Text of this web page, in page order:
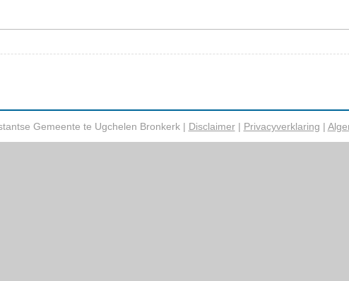
Gemeente te Ugchelen Bronkerk | Disclaimer| Privacyverklaring |